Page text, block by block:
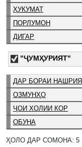
ҲУКУМАТ
ПОРЛУМОН
ДИГАР
"ҶУМҲУРИЯТ"
ДАР БОРАИ НАШРИЯ
ОЗМУНҲО
ҶОИ ХОЛИИ КОР
ОБУНА
ҲОЛО ДАР СОМОНА: 5